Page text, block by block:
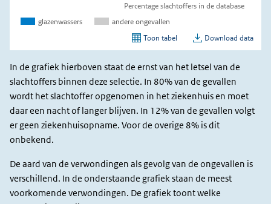
In de grafiek hierboven staat de ernst van het letsel van de
slachtoffers binnen deze selectie. In 80% van de gevallen
wordt het slachtoffer opgenomen in het ziekenhuis en moet
daar een nacht of langer blijven. In 12% van de gevallen volgt
er geen ziekenhuisopname. Voor de overige 8% is dit
onbekend.
De aard van de verwondingen als gevolg van de ongevallen is
verschillend. In de onderstaande grafiek staan de meest
voorkomende verwondingen. De grafiek toont welke